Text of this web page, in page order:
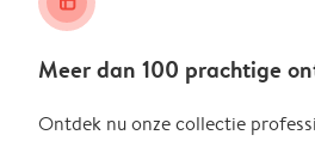
Meer dan 100 prachtige
Ontdek nu onze collectie